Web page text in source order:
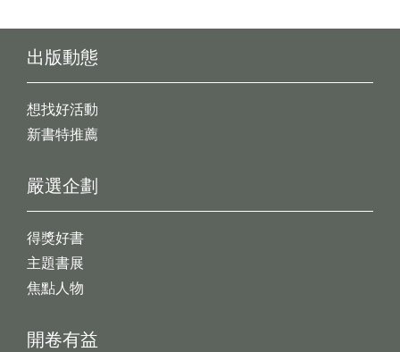
出版動態
想找好活動
新書特推薦
開卷有益
嚴選企劃
得獎好書
主題書展
焦點人物